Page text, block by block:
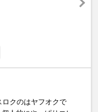
クのはヤフオクで